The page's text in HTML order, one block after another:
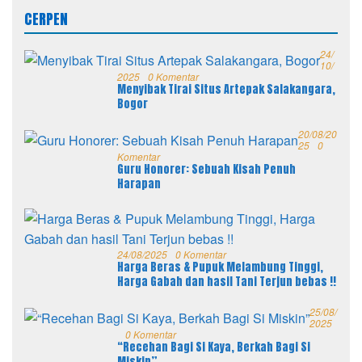
CERPEN
24/
10/
2025 0 Komentar
Menyibak Tirai Situs Artepak Salakangara,
Bogor
20/08/20
25 0
Komentar
Guru Honorer: Sebuah Kisah Penuh
Harapan
24/08/2025 0 Komentar
Harga Beras & Pupuk Melambung Tinggi,
Harga Gabah dan hasil Tani Terjun bebas !!
25/08/
2025
0 Komentar
“Recehan Bagi Si Kaya, Berkah Bagi Si